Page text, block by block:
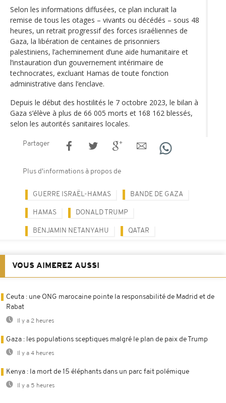
Selon les informations diffusées, ce plan inclurait la
remise de tous les otages – vivants ou décédés – sous 48
heures, un retrait progressif des forces israéliennes de
Gaza, la libération de centaines de prisonniers
palestiniens, l’acheminement d’une aide humanitaire et
l’instauration d’un gouvernement intérimaire de
technocrates, excluant Hamas de toute fonction
administrative dans l’enclave.
Depuis le début des hostilités le 7 octobre 2023, le bilan à
Gaza s’élève à plus de 66 005 morts et 168 162 blessés,
selon les autorités sanitaires locales.
Partager
Plus d'informations à propos de
GUERRE ISRAËL-HAMAS BANDE DE GAZA
HAMAS DONALD TRUMP
BENJAMIN NETANYAHU QATAR
VOUS AIMEREZ AUSSI
Ceuta : une ONG marocaine pointe la responsabilité de Madrid et de
Rabat
Il y a 2 heures
Gaza : les populations sceptiques malgré le plan de paix de Trump
Il y a 4 heures
Kenya : la mort de 15 éléphants dans un parc fait polémique
Il y a 5 heures